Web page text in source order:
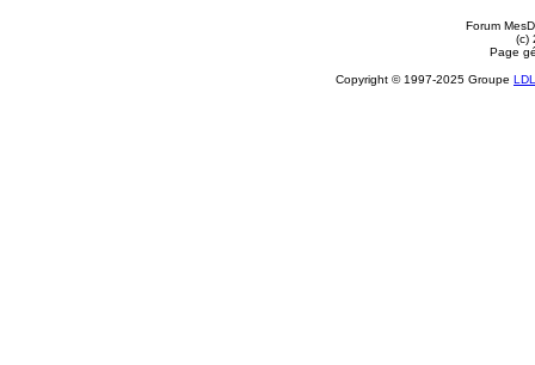
Forum
(c)
Page
Copyright © 1997-2025 Groupe